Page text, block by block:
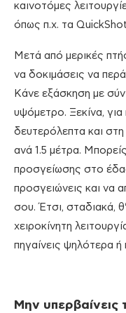
καινοτόμες
όπως π.χ. τα
Μετά από μερικές
να δοκιμάσεις να
Κάνε εξάσκηση με
υψόμετρο. Ξεκίνα, για
δευτερόλεπτα και
ανά 1.5 μέτρα.
προσγείωσης στο
προσγειώνεις και να
σου. Έτσι, σταδιακά,
χειροκίνητη
πηγαίνεις ψηλότερα ή
Μην